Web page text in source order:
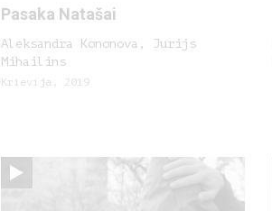
Pasaka Natašai
Aleksandra Kononova, Jurijs
Mihailins
Krievija, 2019